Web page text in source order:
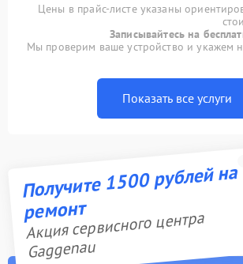
Цены в прайс-листе указаны
Записывайтесь на
Мы проверим ваше устройство и укажем
Показать все услуги
Получите 1500 рублей на
ремонт
Акция сервисного центра
Gaggenau